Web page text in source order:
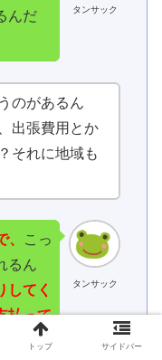
タンサック
んだ
のがあるん
出張費用とか
それに地域も
タンサック
こっ
るん
してく
払って
も広い
トップ サイドバー